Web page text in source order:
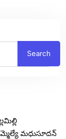
Search
మధుసూదన్